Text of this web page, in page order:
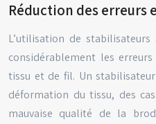
Réduction des erreurs
L’utilisation de
considérablement les
tissu et de fil. Un
déformation du tissu, des
mauvaise qualité de la